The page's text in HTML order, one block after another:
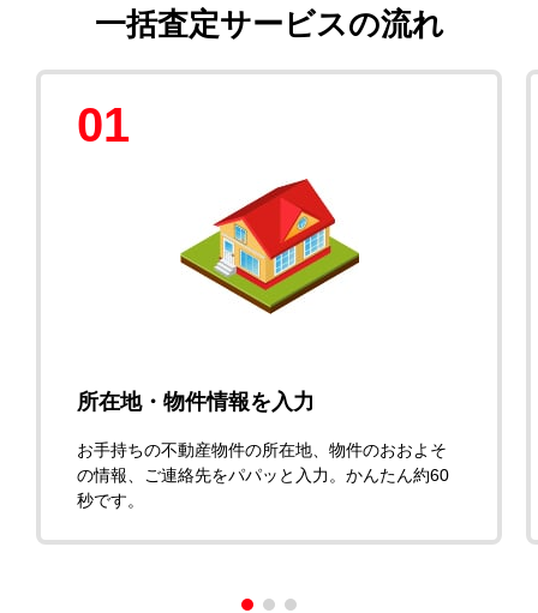
一括査定サービスの流れ
01
所在地・物件情報を入力
お手持ちの不動産物件の所在地、物件のおおよそ
の情報、ご連絡先をパパッと入力。かんたん約60
秒です。